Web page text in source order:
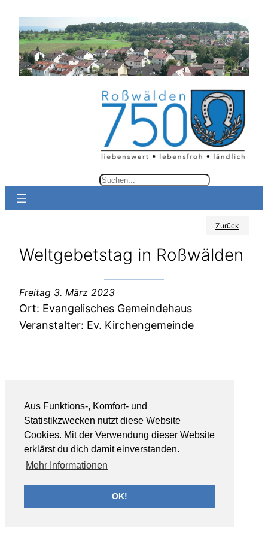
Aus Funktions-, Komfort- und
Statistikzwecken nutzt diese Website
Cookies. Mit der Verwendung dieser Website
erklärst du dich damit einverstanden.
Mehr Informationen
OK!
Inhalt
springen
S
c
e
n
Zurück
Weltgebetstag in Roßwälden
Freitag 3. März 2023
Ort: Evangelisches Gemeindehaus
Veranstalter: Ev. Kirchengemeinde